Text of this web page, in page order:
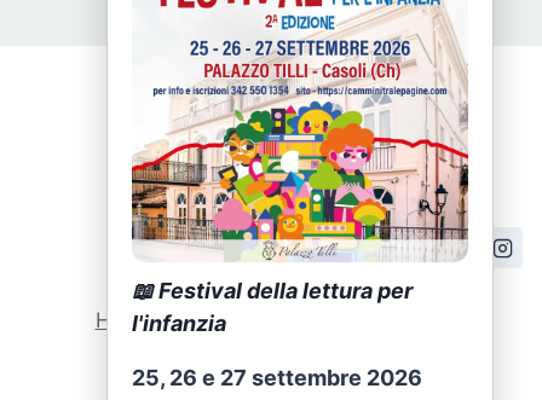
📖 Festival della lettura per
l'infanzia
25, 26 e 27 settembre 2026
Home|Attività
Privacy Policy